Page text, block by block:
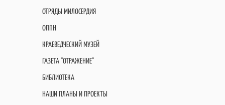
ОТРЯДЫ МИЛОСЕРДИЯ
ОППН
КРАЕВЕДЧЕСКИЙ МУЗЕЙ
ГАЗЕТА "ОТРАЖЕНИЕ"
БИБЛИОТЕКА
НАШИ ПЛАНЫ И ПРОЕКТЫ